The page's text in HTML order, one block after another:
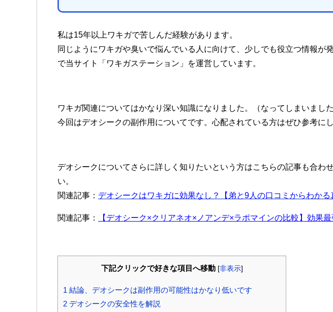
私は15年以上ワキガで苦しんだ経験があります。
同じようにワキガや臭いで悩んでいる人に向けて、少しでも役立つ情報が
で当サイト「ワキガステーション」を運営しています。
ワキガ関連についてはかなり深い知識になりました。（なってしまいました
今回はデオシークの副作用についてです。心配されている方はぜひ参考にし
デオシークについてさらに詳しく知りたいという方はこちらの記事も合わ
い。
関連記事： デオシークはワキガに効果なし？【弟と9人の口コミからわかる
関連記事： 【デオシーク×クリアネオ×ノアンデ×ラポマインの比較】効果最
下記クリックで好きな項目へ移動 [非表示]
1 結論、デオシークは副作用の可能性はかなり低いです
2 デオシークの安全性を解説